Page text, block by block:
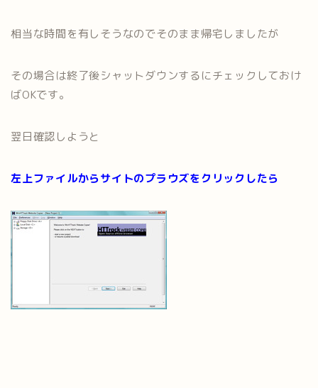
相当な時間を有しそうなのでそのまま帰宅しましたが
その場合は終了後シャットダウンするにチェックしておけ
ばOKです。
翌日確認しようと
左上ファイルからサイトのプラウズをクリックしたら